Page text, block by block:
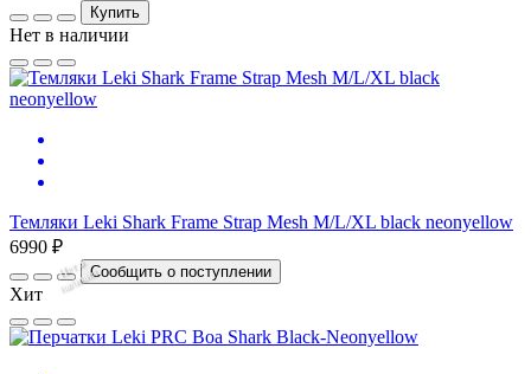
Купить
Нет в наличии
Темляки Leki Shark Frame Strap Mesh M/L/XL black neonyellow
Нет
в
на
л
и
ч
и
и
6990 ₽
Сообщить о поступлении
Хит